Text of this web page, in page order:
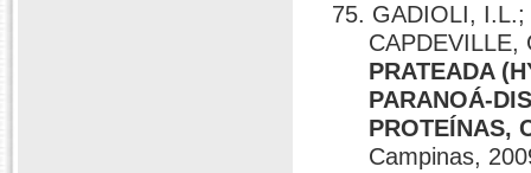
75. GADIOLI,
PRATEADA
PARANOÁ-
PROTEÍNAS,
Campinas,